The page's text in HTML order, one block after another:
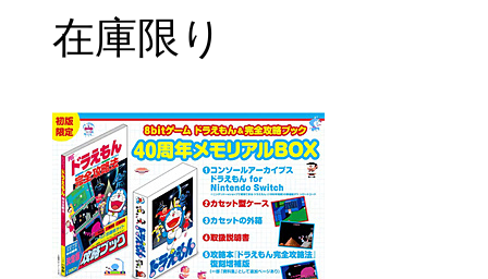
在庫限り